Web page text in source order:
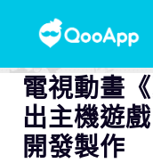
電視動畫
出主機遊
開發製作